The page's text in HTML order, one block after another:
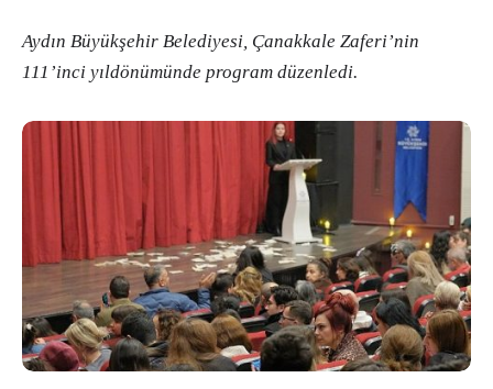
Aydın Büyükşehir Belediyesi, Çanakkale Zaferi’nin
111’inci yıldönümünde program düzenledi.